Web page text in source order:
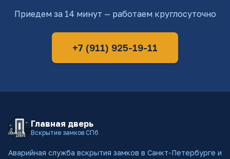
Приедем за 14 минут — работаем круглосуточно
+7 (911) 925-19-11
Главная дверь
Вскрытие замков СПб
Аварийная служба вскрытия замков в Санкт-Петербурге и